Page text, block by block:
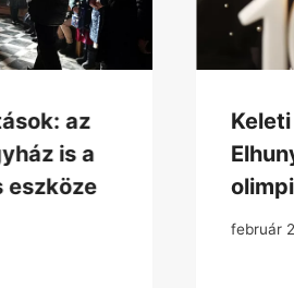
az
is a
eszköze
február